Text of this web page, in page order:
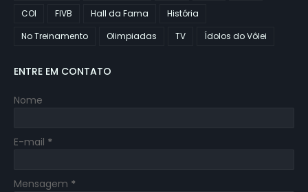
COI
FIVB Hall da Fama
História
No Treinamento
Olimpiadas TV Ídolos do Vôlei
ENTRE EM CONTATO
Nome
E-mail *
Mensagem *